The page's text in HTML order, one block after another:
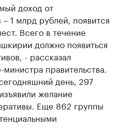
доход от
1 млрд рублей, появится
Всего в течение
должно появиться
- рассказал
правительства.
день, 297
желание
Еще 862 группы